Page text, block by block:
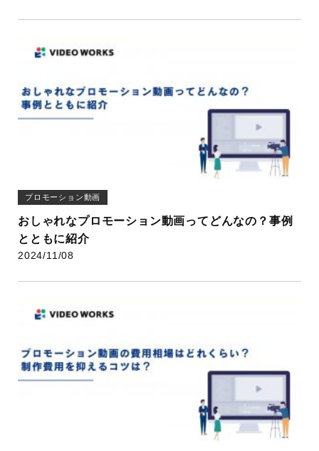
プロモーション動画
おしゃれなプロモーション動画ってどんなの？事例
とともに紹介
2024/11/08